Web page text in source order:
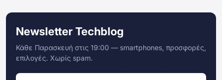
Newsletter Techblog
Κάθε Παρασκευή στις 19:00 — smartphones, προσφορές,
επιλογές. Χωρίς spam.